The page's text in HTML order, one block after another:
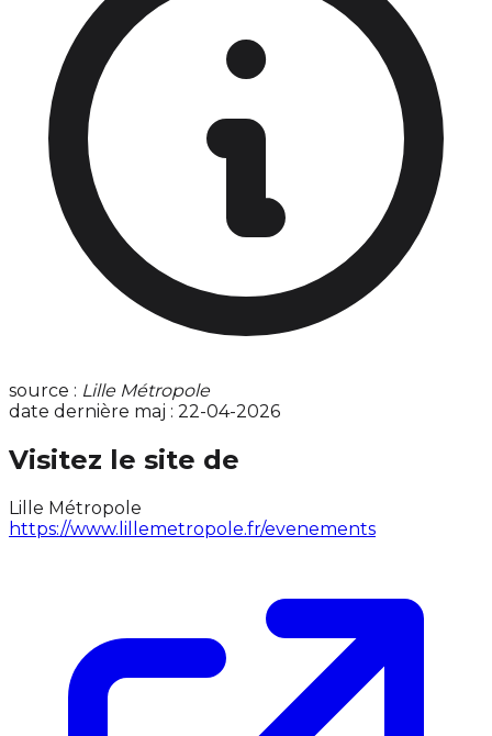
source : Lille Métropole
date dernière maj : 22-04-2026
Visitez le site de
Lille Métropole
https://www.lillemetropole.fr/evenements